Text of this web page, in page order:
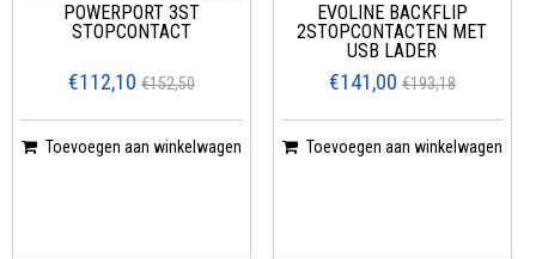
POWERPORT 3ST
STOPCONTACT
€112,10 €152,50
Toevoegen aan winkelwagen
EVOLINE BACKFLIP
2STOPCONTACTEN MET
USB LADER
€141,00 €193,18
Toevoegen aan winkelwagen